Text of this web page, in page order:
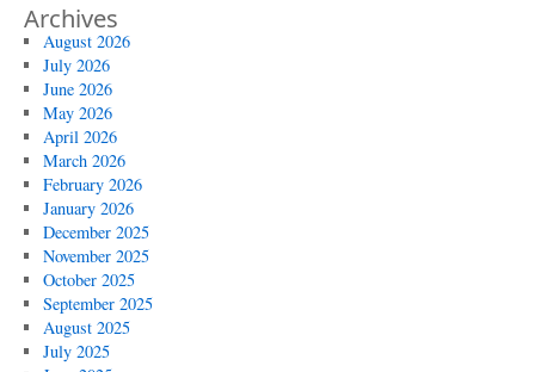
Archives
August 2026
July 2026
June 2026
May 2026
April 2026
March 2026
February 2026
January 2026
December 2025
November 2025
October 2025
September 2025
August 2025
July 2025